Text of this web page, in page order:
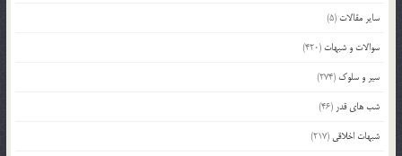
سایر مقالات (5)
سوالات و شبهات (420)
سیر و سلوک (274)
شب های قدر (46)
شبهات اخلاقی (217)